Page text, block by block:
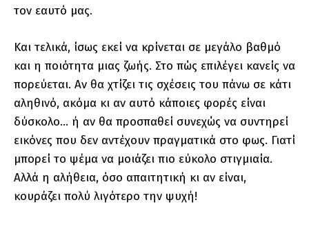
τον εαυτό μας.
Και τελικά, ίσως εκεί να κρίνεται σε μεγάλο βαθμό
και η ποιότητα μιας ζωής. Στο πώς επιλέγει κανείς να
πορεύεται. Αν θα χτίζει τις σχέσεις του πάνω σε κάτι
αληθινό, ακόμα κι αν αυτό κάποιες φορές είναι
δύσκολο… ή αν θα προσπαθεί συνεχώς να συντηρεί
εικόνες που δεν αντέχουν πραγματικά στο φως. Γιατί
μπορεί το ψέμα να μοιάζει πιο εύκολο στιγμιαία.
Αλλά η αλήθεια, όσο απαιτητική κι αν είναι,
κουράζει πολύ λιγότερο την ψυχή!